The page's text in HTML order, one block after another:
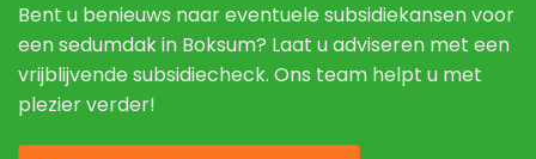
Bent u benieuws naar eventuele subsidiekansen voor
een sedumdak in Boksum? Laat u adviseren met een
vrijblijvende subsidiecheck. Ons team helpt u met
plezier verder!